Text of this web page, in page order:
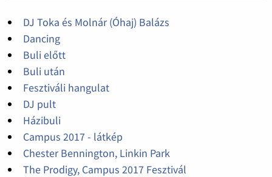
DJ Toka és Molnár (Óhaj) Balázs
Dancing
Buli előtt
Buli után
Fesztiváli hangulat
DJ pult
Házibuli
Campus 2017 - látkép
Chester Bennington, Linkin Park
The Prodigy, Campus 2017 Fesztivál